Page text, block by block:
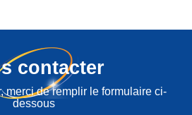
contacter
merci de remplir le formulaire ci-
dessous